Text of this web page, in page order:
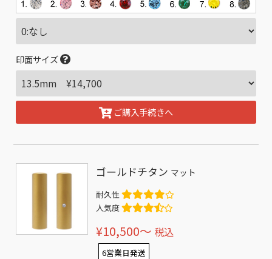
印面サイズ
ご購入手続きへ
ゴールドチタン マット
耐久性
人気度
¥10,500〜 税込
6営業日発送